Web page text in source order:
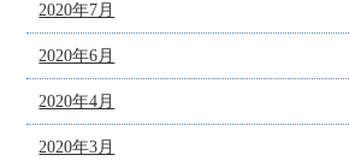
2020年7月
2020年6月
2020年4月
2020年3月